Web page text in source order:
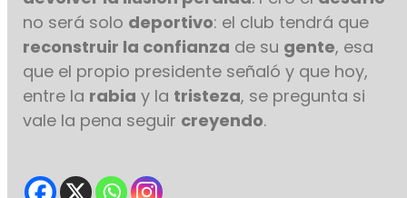
no será solo deportivo: el club tendrá que
reconstruir la confianza de su gente, esa
que el propio presidente señaló y que hoy,
entre la rabia y la tristeza, se pregunta si
vale la pena seguir creyendo.